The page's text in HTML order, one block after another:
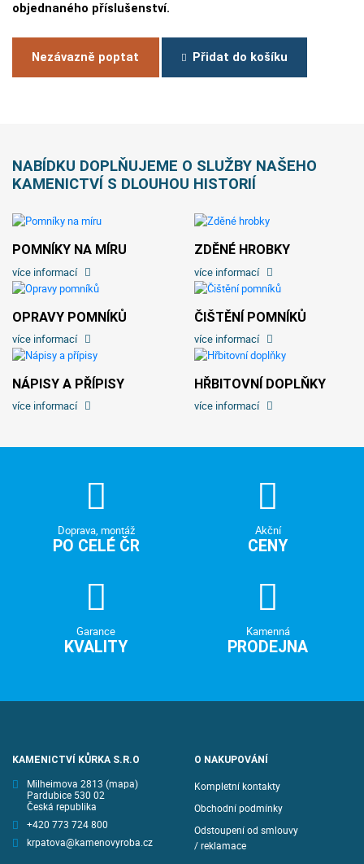
objednaného příslušenství.
Nezávazně poptat Přidat do košíku
NABÍDKU DOPLŇUJEME O SLUŽBY NAŠEHO
KAMENICTVÍ S DLOUHOU HISTORIÍ
POMNÍKY NA MÍRU
více informací
ZDĚNÉ HROBKY
více informací
OPRAVY POMNÍKŮ
více informací
ČIŠTĚNÍ POMNÍKŮ
více informací
NÁPISY A PŘÍPISY
více informací
HŘBITOVNÍ DOPLŇKY
více informací
Doprava, montáž
PO CELÉ ČR
Akční
CENY
Garance
KVALITY
Kamenná
PRODEJNA
KAMENICTVÍ KŮRKA S.R.O
Milheimova 2813 (mapa)
Pardubice 530 02
Česká republika
+420 773 724 800
krpatova@kamenovyroba.cz
O NAKUPOVÁNÍ
Kompletní kontakty
Obchodní podmínky
Odstoupení od smlouvy
/ reklamace